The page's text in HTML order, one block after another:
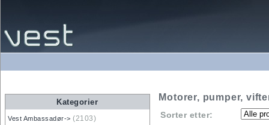
Kategorier
Vest Ambassadør-> (2103)
Motorer, pumper,
Sorter etter: